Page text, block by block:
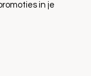
in je